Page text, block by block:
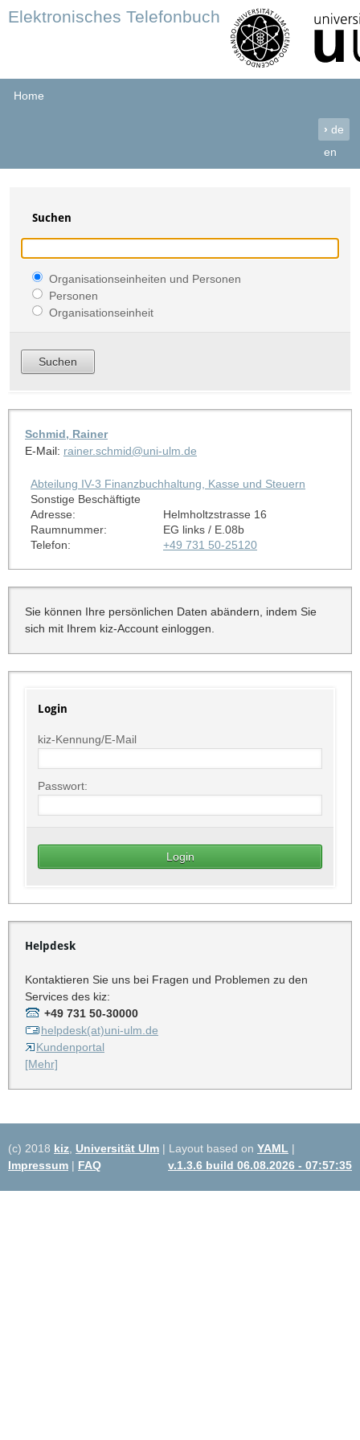
Elektronisches Telefonbuch
Home
› de
en
Suchen
Organisationseinheiten und Personen
Personen
Organisationseinheit
Schmid, Rainer
E-Mail: rainer.schmid@uni-ulm.de
Abteilung IV-3 Finanzbuchhaltung, Kasse und Steuern
Sonstige Beschäftigte
Adresse:
Helmholtzstrasse 16
Raumnummer:
EG links / E.08b
Telefon:
+49 731 50-25120
Sie können Ihre persönlichen Daten abändern, indem Sie
sich mit Ihrem kiz-Account einloggen.
Login
kiz-Kennung/E-Mail
Passwort:
Helpdesk
Kontaktieren Sie uns bei Fragen und Problemen zu den
Services des kiz:
+49 731 50-30000
helpdesk(at)uni-ulm.de
Kundenportal
[Mehr]
(c) 2018 kiz Universität Ulm | Layout based on YAML |
Impressum | FAQ v.1.3.6 build 06.08.2026 - 07:57:35